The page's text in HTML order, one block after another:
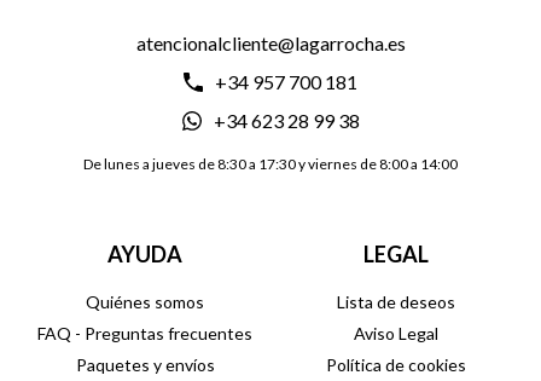
atencionalcliente@lagarrocha.es
+34 957 700 181
+34 623 28 99 38
De lunes a jueves de 8:30 a 17:30 y viernes de 8:00 a 14:00
AYUDA
Quiénes somos
FAQ - Preguntas frecuentes
Paquetes y envíos
LEGAL
Lista de deseos
Aviso Legal
Política de cookies